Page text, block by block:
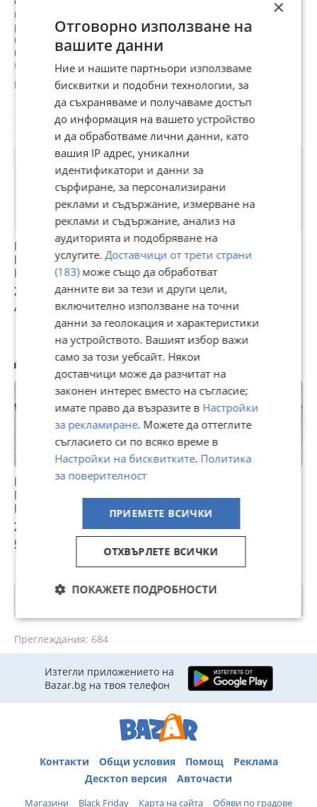
перфектното еспресо от прясно смлени зърна, една от 5
рецепти, достъпни с едно докосване. Разполага с
интуитивен мек сензорен дисплей с цветни икони за
всяка рецепта. Неговото стилно сребристо и черно
покритие е идеалното допълнение към всяка модерна
Препоръчани за теб
Кафеавтомат
DeLonghi
Magnifica Evo
ECAM292.33.SB,
Автоматична
Кафемашина
1450W, 15 бара!
219,99 €
430,26 лв
кафеавтомат
De'Longhi
Magnifica Evo
281,21 €
550 лв
Кафеавтомат /
Кафемашина
Saeco Exprelia Evo
с кана
165 €
322,71 лв
Другите разглеждат също
Кафемашина
DeLonghi
Magnifica EVO
ECAM 290.31.SB
280 €
547,63 лв
Кафеавтомат
Delonghi Magnifica
Evo ECAM
292.33.SB продава
се на части
13 €
25,43 лв
еспресо машина
и
кафеавтомат
7,66 €
14,98 лв
Категории
Преглеждания: 684
Изтегли приложението на
Bazar.bg на твоя телефон
Контакти Общи условия Помощ
Реклама
Десктоп версия
Авточасти
Магазини Black Friday Карта на сайта Обяви по градове
×
Отговорно използване на
вашите данни
Ние и нашите партньори използваме
бисквитки и подобни технологии, за
да съхраняваме и получаваме достъп
до информация на вашето устройство
и да обработваме лични данни, като
вашия IP адрес, уникални
идентификатори и данни за
сърфиране, за персонализирани
реклами и съдържание, измерване на
реклами и съдържание, анализ на
аудиторията и подобряване на
услугите.Доставчици от трети страни
(183)може също да обработват
данните ви за тези и други цели,
включително използване на точни
данни за геолокация и характеристики
на устройството. Вашият избор важи
само за този уебсайт. Някои
доставчици може да разчитат на
законен интерес вместо на съгласие;
имате право да възразите в Настройки
за рекламиране. Можете да оттеглите
съгласието си по всяко време в
Настройки на бисквитките. Политика
за поверителност
ПРИЕМЕТЕ ВСИЧКИ
ОТХВЪРЛЕТЕ ВСИЧКИ
ПОКАЖЕТЕ ПОДРОБНОСТИ